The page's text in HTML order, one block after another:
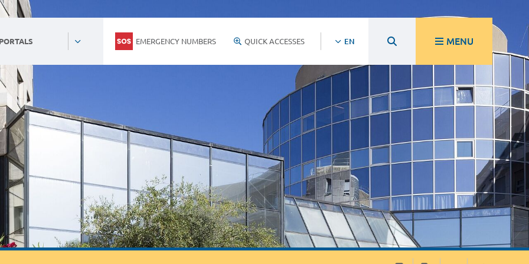
EMERGENCY NUMBERS QUICK ACCESSES EN MENU